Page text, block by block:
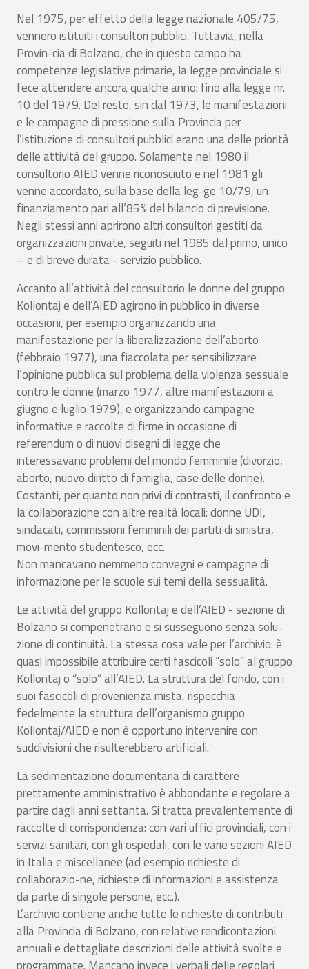
Nel 1975, per effetto della legge nazionale 405/75,
vennero istituiti i consultori pubblici. Tuttavia, nella
Provin-cia di Bolzano, che in questo campo ha
competenze legislative primarie, la legge provinciale si
fece attendere ancora qualche anno: fino alla legge nr.
10 del 1979. Del resto, sin dal 1973, le manifestazioni
e le campagne di pressione sulla Provincia per
l’istituzione di consultori pubblici erano una delle priorità
delle attività del gruppo. Solamente nel 1980 il
consultorio AIED venne riconosciuto e nel 1981 gli
venne accordato, sulla base della leg-ge 10/79, un
finanziamento pari all’85% del bilancio di previsione.
Negli stessi anni aprirono altri consultori gestiti da
organizzazioni private, seguiti nel 1985 dal primo, unico
– e di breve durata - servizio pubblico.
Accanto all’attività del consultorio le donne del gruppo
Kollontaj e dell’AIED agirono in pubblico in diverse
occasioni, per esempio organizzando una
manifestazione per la liberalizzazione dell’aborto
(febbraio 1977), una fiaccolata per sensibilizzare
l’opinione pubblica sul problema della violenza sessuale
contro le donne (marzo 1977, altre manifestazioni a
giugno e luglio 1979), e organizzando campagne
informative e raccolte di firme in occasione di
referendum o di nuovi disegni di legge che
interessavano problemi del mondo femminile (divorzio,
aborto, nuovo diritto di famiglia, case delle donne).
Costanti, per quanto non privi di contrasti, il confronto e
la collaborazione con altre realtà locali: donne UDI,
sindacati, commissioni femminili dei partiti di sinistra,
movi-mento studentesco, ecc.
Non mancavano nemmeno convegni e campagne di
informazione per le scuole sui temi della sessualità.
Le attività del gruppo Kollontaj e dell’AIED - sezione di
Bolzano si compenetrano e si susseguono senza solu-
zione di continuità. La stessa cosa vale per l’archivio: è
quasi impossibile attribuire certi fascicoli “solo” al gruppo
Kollontaj o “solo” all’AIED. La struttura del fondo, con i
suoi fascicoli di provenienza mista, rispecchia
fedelmente la struttura dell’organismo gruppo
Kollontaj/AIED e non è opportuno intervenire con
suddivisioni che risulterebbero artificiali.
La sedimentazione documentaria di carattere
prettamente amministrativo è abbondante e regolare a
partire dagli anni settanta. Si tratta prevalentemente di
raccolte di corrispondenza: con vari uffici provinciali, con i
servizi sanitari, con gli ospedali, con le varie sezioni AIED
in Italia e miscellanee (ad esempio richieste di
collaborazio-ne, richieste di informazioni e assistenza
da parte di singole persone, ecc.).
L’archivio contiene anche tutte le richieste di contributi
alla Provincia di Bolzano, con relative rendicontazioni
annuali e dettagliate descrizioni delle attività svolte e